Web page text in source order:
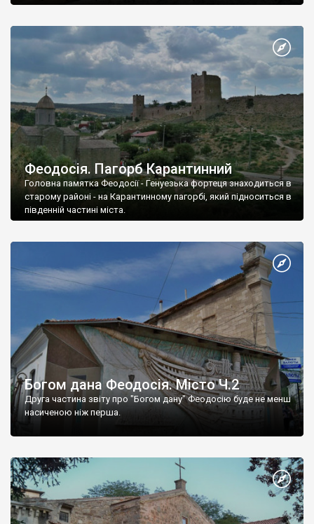
Феодосія. Пагорб Карантинний
Головна памятка Феодосії - Генуезька фортеця знаходиться в
старому районі - на Карантинному пагорбі, який підноситься в
південній частині міста.
Богом дана Феодосія. Місто Ч.2
Друга частина звіту про "Богом дану" Феодосію буде не менш
насиченою ніж перша.